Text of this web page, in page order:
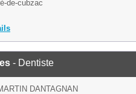
de-cubzac
- Dentiste
DANTAGNAN